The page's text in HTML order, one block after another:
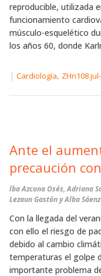
reproducible, utilizada
funcionamiento
músculo-esquelético
los años 60, donde
| Cardiología, ZHn108
Ante el
precaución
lba Azcona Osés, Adriana
Lezaun Gastón y Alba
Con la llegada del
con ello el riesgo de
debido al cambio
temperaturas el golpe
importante problema